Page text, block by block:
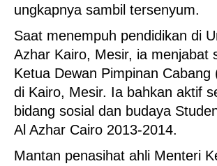
ungkapnya sambil tersenyum.
Saat menempuh pendidikan di
Azhar Kairo, Mesir, ia menjabat
Ketua Dewan Pimpinan Cabang
di Kairo, Mesir. Ia bahkan aktif
bidang sosial dan budaya
Al Azhar Cairo 2013-2014.
Mantan penasihat ahli Menteri